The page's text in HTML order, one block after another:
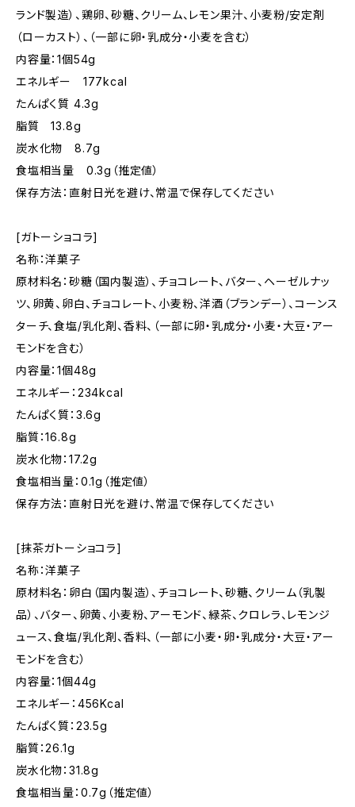
ランド製造）、鶏卵、砂糖、クリーム、レモン果汁、小麦粉/安定剤
（ローカスト）、（一部に卵・乳成分・小麦を含む）
内容量：1個54g
エネルギー 177kcal
たんぱく質 4.3g
脂質 13.8g
炭水化物 8.7g
食塩相当量 0.3g（推定値）
保存方法：直射日光を避け、常温で保存してください
[ガトーショコラ]
名称：洋菓子
原材料名：砂糖（国内製造）、チョコレート、バター、ヘーゼルナッ
ツ、卵黄、卵白、チョコレート、小麦粉、洋酒（ブランデー）、コーンス
ターチ、食塩/乳化剤、香料、（一部に卵・乳成分・小麦・大豆・アー
モンドを含む）
内容量：1個48g
エネルギー：234kcal
たんぱく質：3.6g
脂質：16.8g
炭水化物：17.2g
食塩相当量：0.1g（推定値）
保存方法：直射日光を避け、常温で保存してください
[抹茶ガトーショコラ]
名称：洋菓子
原材料名：卵白（国内製造）、チョコレート、砂糖、クリーム（乳製
品）、バター、卵黄、小麦粉、アーモンド、緑茶、クロレラ、レモンジ
ュース、食塩/乳化剤、香料、（一部に小麦・卵・乳成分・大豆・アー
モンドを含む）
内容量：1個44g
エネルギー：456Kcal
たんぱく質：23.5g
脂質：26.1g
炭水化物：31.8g
食塩相当量：0.7g（推定値）